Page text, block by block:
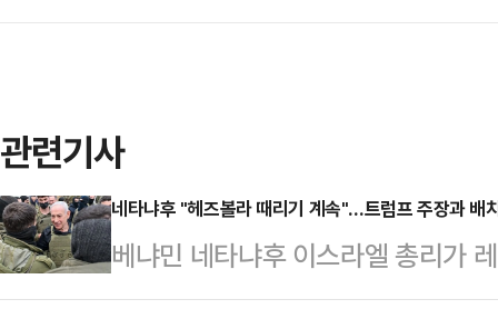
관련기사
네타냐후 "헤즈볼라 때리기 계속"…트럼프 주장과 배
베냐민 네타냐후 이스라엘 총리가
밝혔다.로이터통신에 따르면 네타